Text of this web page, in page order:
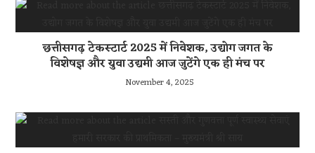
छत्तीसगढ़ टेकस्टार्ट 2025 में निवेशक, उद्योग जगत के
विशेषज्ञ और युवा उद्यमी आज जुटेंगे एक ही मंच पर
November 4, 2025